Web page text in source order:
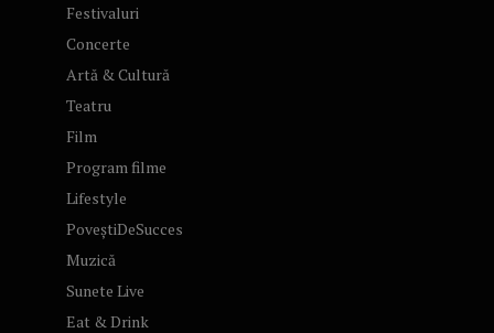
Festivaluri
Concerte
Artă & Cultură
Teatru
Film
Program filme
Lifestyle
PoveștiDeSucces
Muzică
Sunete Live
Eat & Drink